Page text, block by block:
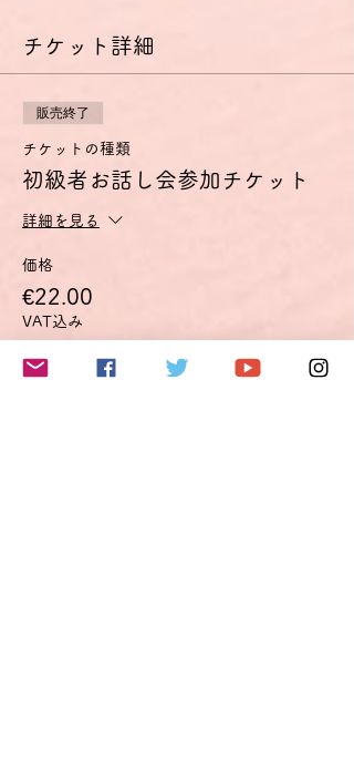
チケット詳細
販売終了
チケットの種類
初級者お話し会参加チケット
詳細を見る
価格
€22.00
VAT込み